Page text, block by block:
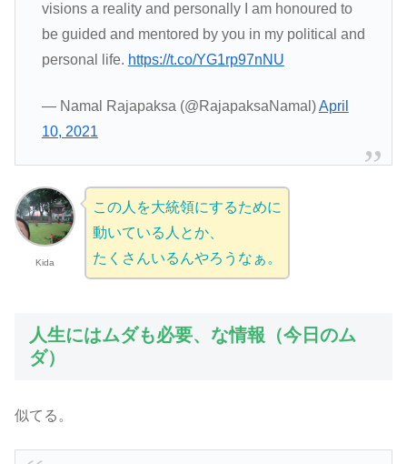
visions a reality and personally I am honoured to
be guided and mentored by you in my political and
personal life. https://t.co/YG1rp97nNU
— Namal Rajapaksa (@RajapaksaNamal)April
10, 2021
Kida
この人を大統領にするために
動いている人とか、
たくさんいるんやろうなぁ。
人生にはムダも必要、な情報（今日のム
ダ）
似てる。